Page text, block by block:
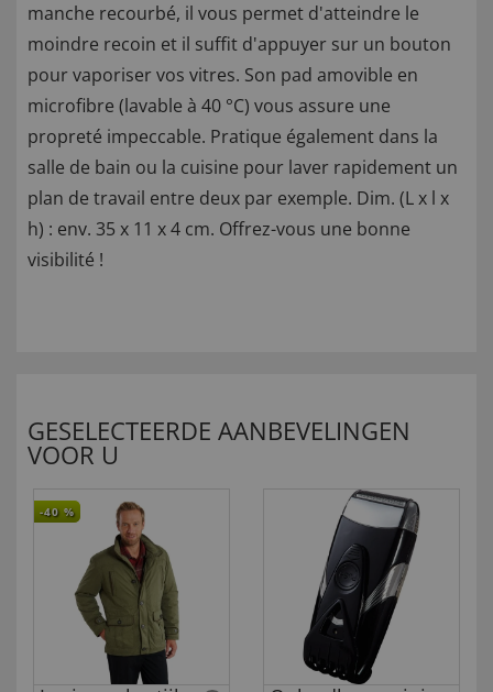
manche recourbé, il vous permet d'atteindre le
moindre recoin et il suffit d'appuyer sur un bouton
pour vaporiser vos vitres. Son pad amovible en
microfibre (lavable à 40 °C) vous assure une
propreté impeccable. Pratique également dans la
salle de bain ou la cuisine pour laver rapidement un
plan de travail entre deux par exemple. Dim. (L x l x
h) : env. 35 x 11 x 4 cm. Offrez-vous une bonne
visibilité !
GESELECTEERDE AANBEVELINGEN
VOOR U
-40 %